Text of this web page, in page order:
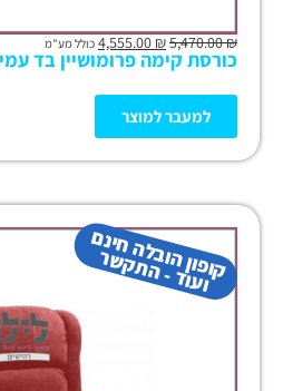
₪
5,470.00
₪ כולל מע"מ
כורסת קימה פרומושיין בד
למעבר למוצר
קו
פון
הו
ב
ל
ה
חינ
ם
ו
עו
ד -
ה
ת
ק
ש
ר